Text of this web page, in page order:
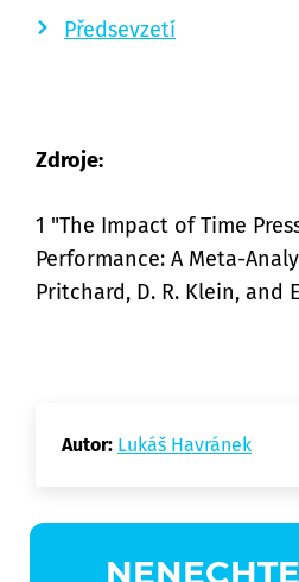
Předsevzetí
Zdroje:
1 "The Impact of Time
Performance: A Meta-
Pritchard, D. R. Klein, and
Autor: Lukáš Havránek